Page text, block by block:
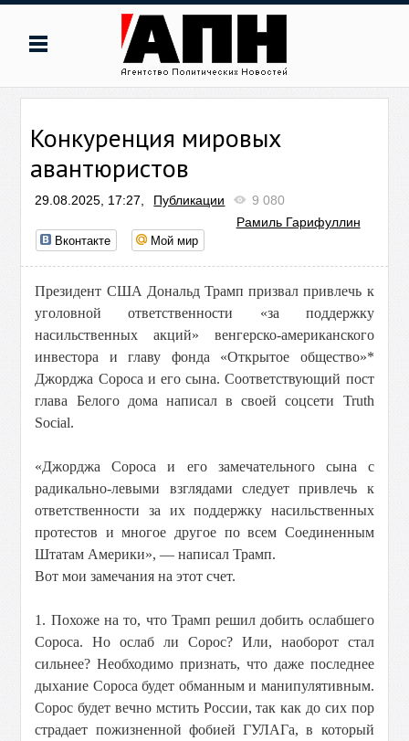
Конкуренция мировых
авантюристов
29.08.2025, 17:27, Публикации
9 080
Рамиль Гарифуллин
Вконтакте Мой мир
Президент США Дональд Трамп призвал привлечь к
уголовной ответственности «за поддержку
насильственных акций» венгерско-американского
инвестора и главу фонда «Открытое общество»*
Джорджа Сороса и его сына. Соответствующий пост
глава Белого дома написал в своей соцсети Truth
Social.
«Джорджа Сороса и его замечательного сына с
радикально-левыми взглядами следует привлечь к
ответственности за их поддержку насильственных
протестов и многое другое по всем Соединенным
Штатам Америки», — написал Трамп.
Вот мои замечания на этот счет.
1. Похоже на то, что Трамп решил добить ослабшего
Сороса. Но ослаб ли Сорос? Или, наоборот стал
сильнее? Необходимо признать, что даже последнее
дыхание Сороса будет обманным и манипулятивным.
Сорос будет вечно мстить России, так как до сих пор
страдает пожизненной фобией ГУЛАГа, в который